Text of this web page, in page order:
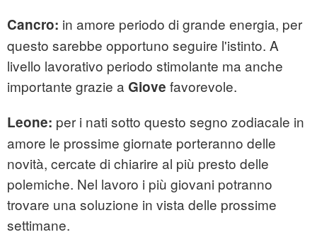
Cancro: in amore periodo di grande energia, per
questo sarebbe opportuno seguire l'istinto. A
livello lavorativo periodo stimolante ma anche
importante grazie a Giove favorevole.
Leone: per i nati sotto questo segno zodiacale in
amore le prossime giornate porteranno delle
novità, cercate di chiarire al più presto delle
polemiche. Nel lavoro i più giovani potranno
trovare una soluzione in vista delle prossime
settimane.